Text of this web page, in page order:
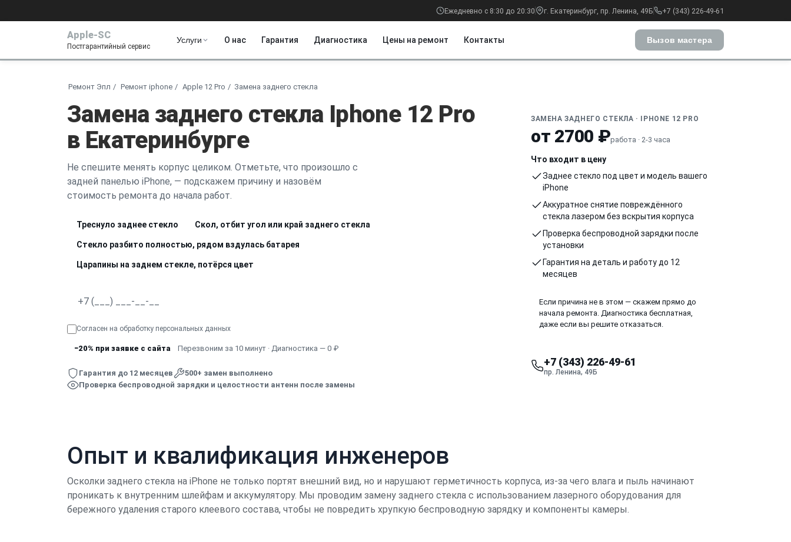
Ежедневно с 8:30 до 20:30 г. Екатеринбург, пр. Ленина, 49Б +7 (343) 226-49-61
Apple-SC
Постгарантийный сервис
Услуги О нас Гарантия Диагностика Цены на ремонт Контакты Вызов мастера
Ремонт Эпл Ремонт iphone Apple 12 Pro Замена заднего стекла
Замена заднего стекла Iphone 12 Pro
в Екатеринбурге
Не спешите менять корпус целиком. Отметьте, что произошло с
задней панелью iPhone, — подскажем причину и назовём
стоимость ремонта до начала работ.
Треснуло заднее стекло Скол, отбит угол или край заднего стекла
Стекло разбито полностью, рядом вздулась батарея
Царапины на заднем стекле, потёрся цвет
Согласен на обработку персональных данных
−20% при заявке с сайта Перезвоним за 10 минут · Диагностика — 0 ₽
Гарантия до 12 месяцев
500+ замен выполнено
Проверка беспроводной зарядки и целостности антенн после замены
ЗАМЕНА ЗАДНЕГО СТЕКЛА · IPHONE 12 PRO
от 2700 ₽работа · 2-3 часа
Что входит в цену
Заднее стекло под цвет и модель вашего
iPhone
Аккуратное снятие повреждённого
стекла лазером без вскрытия корпуса
Проверка беспроводной зарядки после
установки
Гарантия на деталь и работу до 12
месяцев
Если причина не в этом — скажем прямо до
начала ремонта. Диагностика бесплатная,
даже если вы решите отказаться.
+7 (343) 226-49-61
пр. Ленина, 49Б
Опыт и квалификация инженеров
Осколки заднего стекла на iPhone не только портят внешний вид, но и нарушают герметичность корпуса, из-за чего влага и пыль начинают
проникать к внутренним шлейфам и аккумулятору. Мы проводим замену заднего стекла с использованием лазерного оборудования для
бережного удаления старого клеевого состава, чтобы не повредить хрупкую беспроводную зарядку и компоненты камеры.